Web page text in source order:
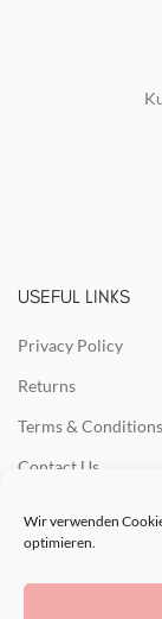
Wir verwenden
optimieren.
USEFUL LINKS
Privacy Policy
Returns
Terms & Conditions
Contact Us
Our Sitemap